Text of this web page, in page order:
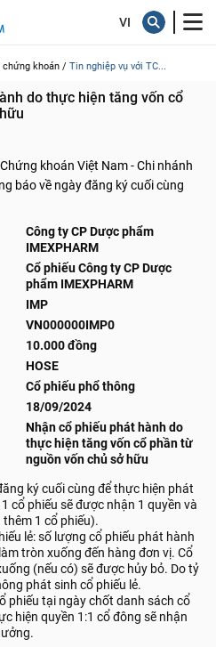
chứng khoán / Tin nghiệp vụ với TC...
do thực hiện tăng vốn cổ
khoán Việt Nam - Chi nhánh
báo về ngày đăng ký cuối cùng
Công ty CP Dược phẩm
IMEXPHARM
Cổ phiếu Công ty CP Dược
phẩm IMEXPHARM
IMP
VN000000IMP0
10.000 đồng
HOSE
Cổ phiếu phổ thông
18/09/2024
Nhận cổ phiếu phát hành do
thực hiện tăng vốn cổ phần từ
nguồn vốn chủ sở hữu
ký cuối cùng để thực hiện phát
cổ phiếu sẽ được nhận 1 quyền và
1 cổ phiếu).
lẻ: số lượng cổ phiếu phát hành
tròn xuống đến hàng đơn vị. Cổ
(nếu có) sẽ được hủy bỏ. Do tỷ
phát sinh cổ phiếu lẻ.
phiếu tại ngày chốt danh sách cổ
hiện quyền 1:1 cổ đông sẽ nhận